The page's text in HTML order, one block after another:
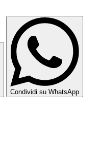
Condividi su WhatsApp